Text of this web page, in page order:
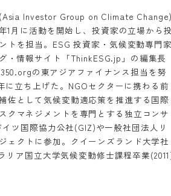
Investor Group on Climate
1月に活動を開始し、投資家の立場から
トを担当。ESG 投資家・気候変動専門
・情報サイト「ThinkESG.jp」の編集長
の東アジアファイナンス担当を努
に立ち上げた。NGOセクターに携わる前
佐として気候変動適応策を推進する国際
クマネジメントを専門とする独立コンサ
ツ国際協力公社(GIZ)や一般社団法人リ
ェクトに参加。クイーンズランド大学社
ア国立大学気候変動修士課程卒業